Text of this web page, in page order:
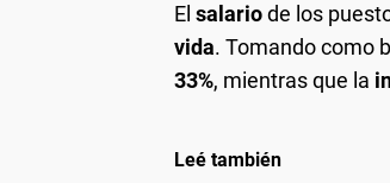
El salariode los
vida. Tomando como
33%, mientras que la
Leé también